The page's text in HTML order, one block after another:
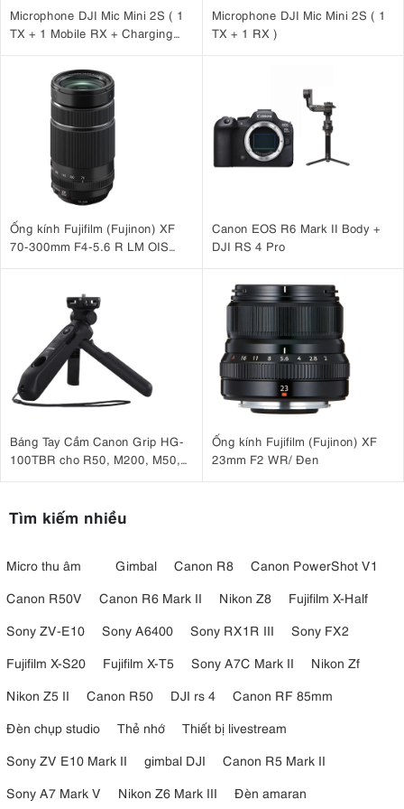
3.5. Khoảng cách lấy nét tối thiểu chỉ 0,29m
Dù bạn chụp chân dung hay cận cảnh, với
thiểu chỉ 0,29m,
bạn vẫn có thể lấy nét sắc nét ngay cả khi ở gần chủ
thể - ghi lại những chi tiết ấn tượng hơn. Vòng điều khiển im lặng
cũng cho phép bạn điều khiển lấy nét, khẩu độ, phơi sáng, ISO hoặc
bù trừ sáng, giúp bạn dễ dàng chụp ảnh theo phong cách riêng.
3.6. Kết cấu chắc chắn
Mặc dù nhỏ gọn và nhẹ, Nikon Z 40mm f/2.0 vẫn được chế tạo chắc
chắn. Ống kính được thiết kế chống bụi và nước, vì vậy bạn luôn có
thể mang theo bên mình, dù trời mưa hay nắng.
Microphone DJI Mic Mini 2S ( 1
TX + 1 Mobile RX + Charging
Microphone DJI Mic Mini 2S ( 1
TX + 1 RX )
Ống kính Fujifilm (Fujinon) XF
70-300mm F4-5.6 R LM OIS
Canon EOS R6 Mark II Body +
DJI RS 4 Pro
Báng Tay Cầm Canon Grip HG-
100TBR cho R50, M200, M50,
Ống kính Fujifilm (Fujinon) XF
23mm F2 WR/ Đen
Tìm kiếm nhiều
Micro thu âm Gimbal Canon R8
Canon PowerShot V1
Canon R50V
Canon R6 Mark II Nikon Z8
Fujifilm X-Half
Sony ZV-E10
Sony A6400 Sony RX1R III
Sony FX2
Fujifilm X-S20
Fujifilm X-T5 Sony A7C Mark II
Nikon Zf
Nikon Z5 II
Canon R50 DJI rs 4
Canon RF 85mm
Đèn chụp studio
Thẻ nhớ
Thiết bị livestream
Sony ZV E10 Mark II
gimbal DJI
Canon R5 Mark II
Sony A7 Mark V
Nikon Z6 Mark III
Đèn amaran